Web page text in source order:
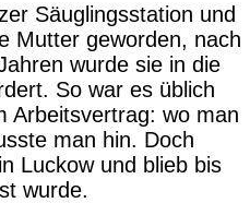
Säuglingsstation und
Mutter geworden, nach
wurde sie in die
So war es üblich
Arbeitsvertrag: wo man
man hin. Doch
Luckow und blieb bis
wurde.